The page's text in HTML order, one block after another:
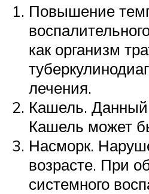
Повышение
как организм
лечения.
Кашель. Данный
Кашель может
Насморк.
возрасте. При
системного